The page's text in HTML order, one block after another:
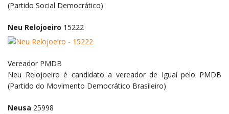
(Partido Social Democrático)
Neu Relojoeiro 15222
Vereador PMDB
Neu Relojoeiro é candidato a vereador de Iguaí pelo PMDB
(Partido do Movimento Democrático Brasileiro)
Neusa 25998